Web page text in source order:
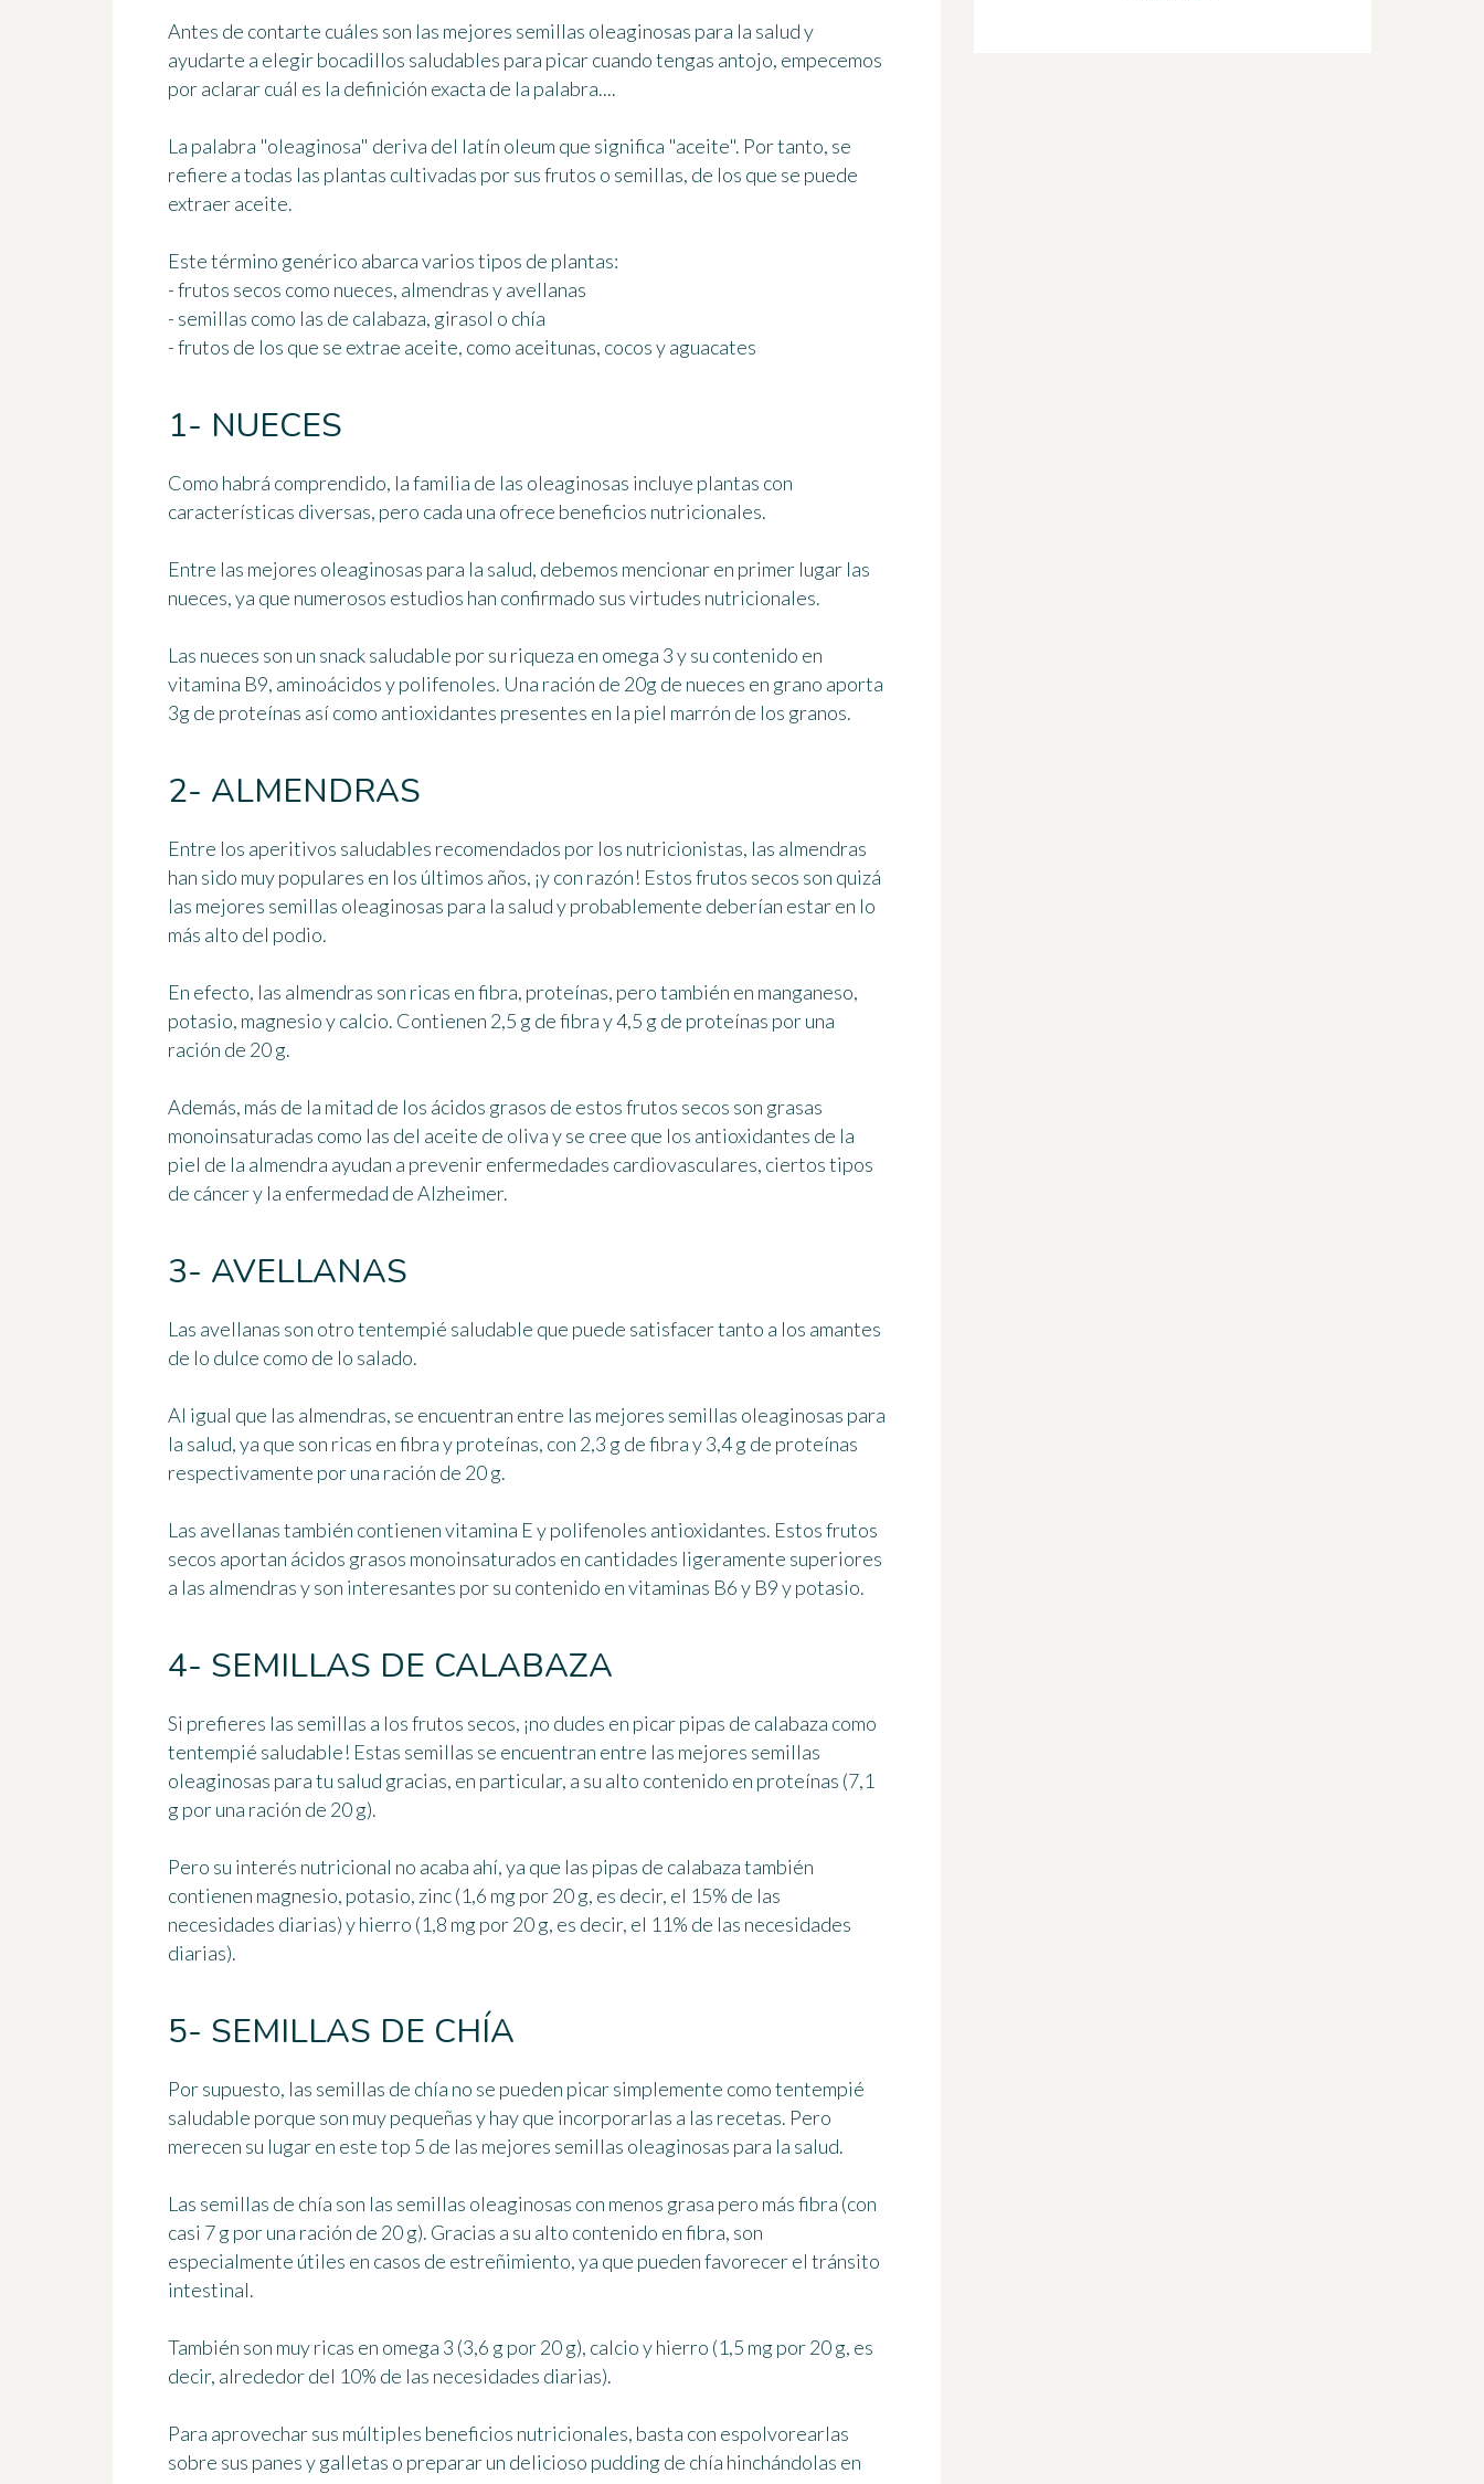
Antes de contarte cuáles son las mejores semillas oleaginosas para la saludy
ayudarte a elegirbocadillos saludables para picar cuando tengas antojo, empecemos
por aclarar cuál es la definición exacta de la palabra....
La palabra "oleaginosa" deriva del latín oleum que significa "aceite". Por tanto, se
refiere a todas las plantas cultivadas por sus frutos o semillas, de los que se puede
extraer aceite.
Este término genérico abarcavarios tipos de plantas:
- frutos secos como nueces, almendras y avellanas
- semillas como las de calabaza, girasol o chía
- frutos de los que se extrae aceite, como aceitunas, cocos y aguacates
1- NUECES
Como habrá comprendido, la familia de las oleaginosas incluye plantas con
características diversas, pero cada una ofrece beneficios nutricionales.
Entre las mejores oleaginosas para la salud, debemos mencionar en primer lugar las
nueces, ya que numerosos estudios han confirmado sus virtudes nutricionales.
Las nueces son un snack saludable por su riqueza en omega 3 y su contenido en
vitamina B9, aminoácidos y polifenoles. Una ración de 20g de nueces en grano aporta
3g de proteínas así como antioxidantes presentes en la piel marrón de los granos.
2- ALMENDRAS
Entre los aperitivos saludables recomendados por los nutricionistas, las almendras
han sido muy populares en los últimos años, ¡y con razón! Estos frutos secos son quizá
las mejores semillas oleaginosas para la salud y probablemente deberían estar en lo
más alto del podio.
En efecto, las almendras son ricas en fibra, proteínas, pero también en manganeso,
potasio, magnesio y calcio. Contienen 2,5 g de fibra y 4,5 g de proteínas por una
ración de 20 g.
Además, más de la mitad de los ácidos grasos de estos frutos secos son grasas
monoinsaturadas como las del aceite de olivay se cree que los antioxidantes de la
piel de la almendra ayudan a prevenir enfermedades cardiovasculares, ciertos tipos
de cáncer y la enfermedad de Alzheimer.
3- AVELLANAS
Las avellanas son otro tentempié saludable que puede satisfacer tanto a los amantes
de lo dulce como de lo salado.
Al igual que las almendras, se encuentran entre las mejores semillas oleaginosas para
la salud, ya que son ricas en fibra y proteínas, con 2,3 g de fibra y 3,4 g de proteínas
respectivamente por una ración de 20 g.
Las avellanas también contienen vitamina E y polifenoles antioxidantes. Estos frutos
secos aportan ácidos grasos monoinsaturados en cantidades ligeramente superiores
a las almendras y son interesantes por su contenido en vitaminas B6 y B9 y potasio.
4- SEMILLAS DE CALABAZA
Si prefieres las semillas a los frutos secos, ¡no dudes en picar pipas de calabaza como
tentempié saludable! Estas semillas se encuentran entre las mejores semillas
oleaginosas para tu salud gracias, en particular, a su alto contenido en proteínas (7,1
g por una ración de 20 g).
Pero su interés nutricional no acaba ahí, ya que las pipas de calabaza también
contienen magnesio, potasio, zinc (1,6 mg por 20 g, es decir, el 15% de las
necesidades diarias) y hierro (1,8 mg por 20 g, es decir, el 11% de las necesidades
diarias).
5- SEMILLAS DE CHÍA
Por supuesto, las semillas de chía no se pueden picar simplemente como tentempié
saludable porque son muy pequeñas y hay que incorporarlas a las recetas. Pero
merecen su lugar en estetop 5 de las mejores semillas oleaginosas para la salud.
Las semillas de chía son las semillas oleaginosas con menos grasa pero más fibra (con
casi 7 g por una ración de 20 g). Gracias a su alto contenido en fibra, son
especialmente útiles en casos de estreñimiento, ya que pueden favorecer el tránsito
intestinal.
También son muy ricas en omega 3 (3,6 g por 20 g), calcio y hierro (1,5 mg por 20 g, es
decir, alrededor del 10% de las necesidades diarias).
Para aprovechar sus múltiples beneficios nutricionales, basta con espolvorearlas
sobre sus panes y galletas o preparar un delicioso pudding de chía hinchándolas en